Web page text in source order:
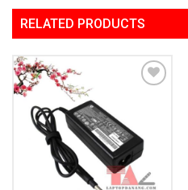
RELATED PRODUCTS